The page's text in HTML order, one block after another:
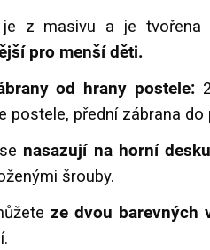
je z masivu a je tvořena
pro menší děti.
od hrany postele:
postele, přední zábrana
nasazují na horní desku
šrouby.
ze dvou barevných